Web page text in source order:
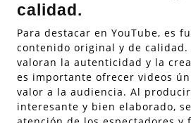
calidad.
Para destacar en YouTube, es
contenido original y de calidad.
valoran la autenticidad y la
es importante ofrecer videos
valor a la audiencia. Al
interesante y bien elaborado,